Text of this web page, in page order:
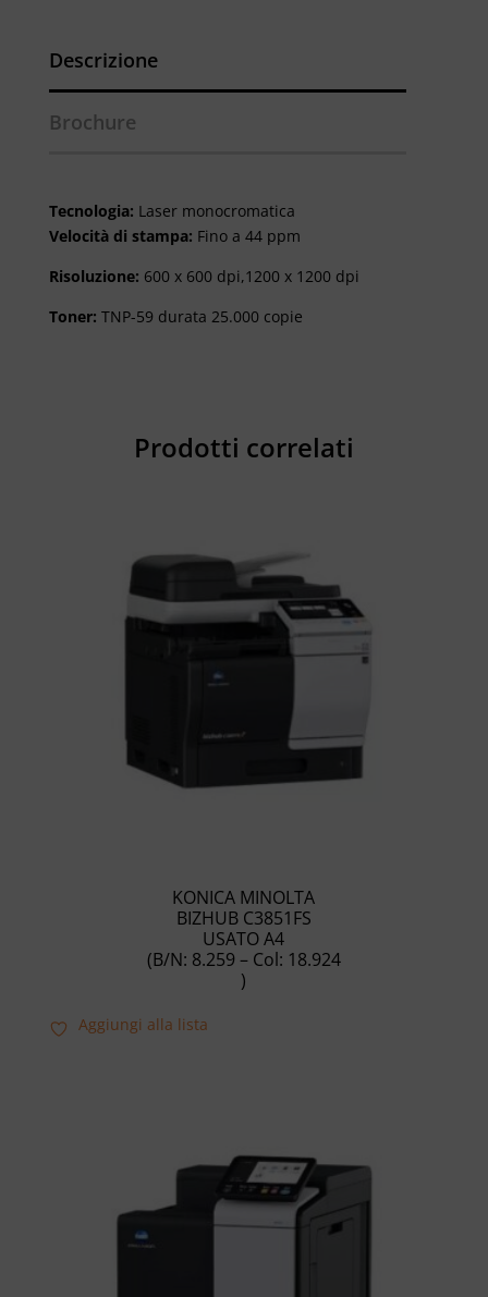
Descrizione
Brochure
Tecnologia: Laser monocromatica
Velocità di stampa: Fino a 44 ppm
Risoluzione: 600 x 600 dpi,1200 x 1200 dpi
Toner: TNP-59 durata 25.000 copie
Prodotti correlati
KONICA MINOLTA
BIZHUB C3851FS
USATO A4
(B/N: 8.259 – Col: 18.924
)
Aggiungi alla lista